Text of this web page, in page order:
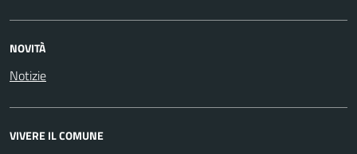
NOVITÀ
Notizie
VIVERE IL COMUNE